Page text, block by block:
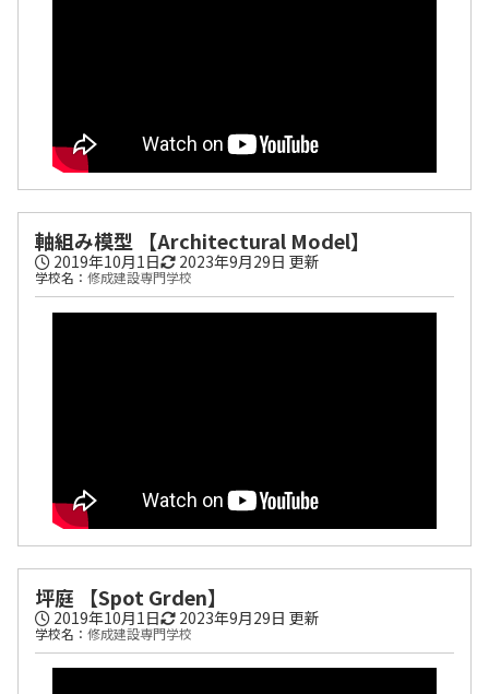
軸組み模型 【Architectural Model】
2019年10月1日 2023年9月29日 更新
学校名： 修成建設専門学校
坪庭 【Spot Grden】
2019年10月1日 2023年9月29日 更新
学校名： 修成建設専門学校